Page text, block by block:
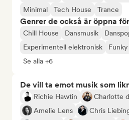
Minimal
Tech House Trance
Genrer de också är öppna för
Chill House Dansmusik
Experimentell elektronisk
Se alla +6
De vill ta emot musik som
Richie Hawtin
Charlotte
Amelie Lens
Chris